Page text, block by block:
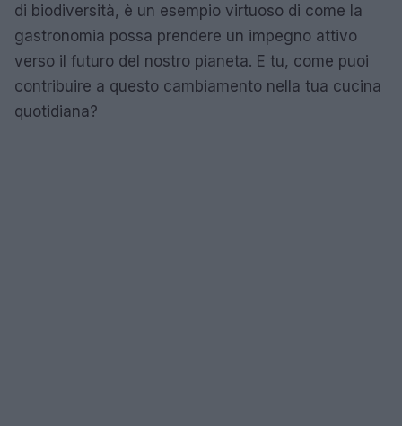
di biodiversità, è un esempio virtuoso di come la
gastronomia possa prendere un impegno attivo
verso il futuro del nostro pianeta. E tu, come puoi
contribuire a questo cambiamento nella tua cucina
quotidiana?